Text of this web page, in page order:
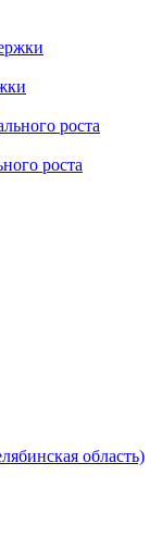
роста
область)